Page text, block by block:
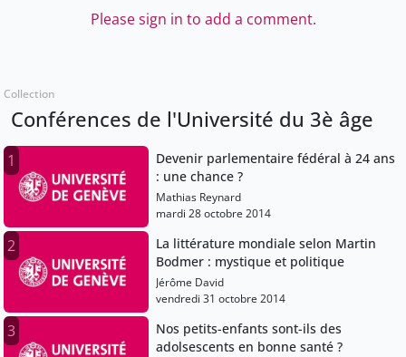
Please sign in to add a comment.
Collection
Conférences de l'Université du 3è âge
1
Devenir parlementaire fédéral à 24 ans
: une chance ?
Mathias Reynard
mardi 28 octobre 2014
2
La littérature mondiale selon Martin
Bodmer : mystique et politique
Jérôme David
vendredi 31 octobre 2014
3
Nos petits-enfants sont-ils des
adolsescents en bonne santé ?